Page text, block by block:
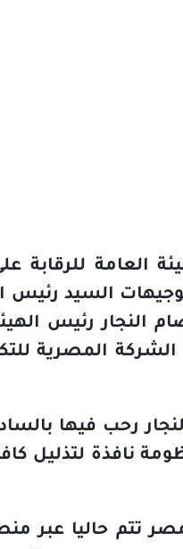
العامة للرقابة
السيد رئيس
رئيس
المصرية
رحب فيها
نافذة لتذليل
وواردات مصر تتم